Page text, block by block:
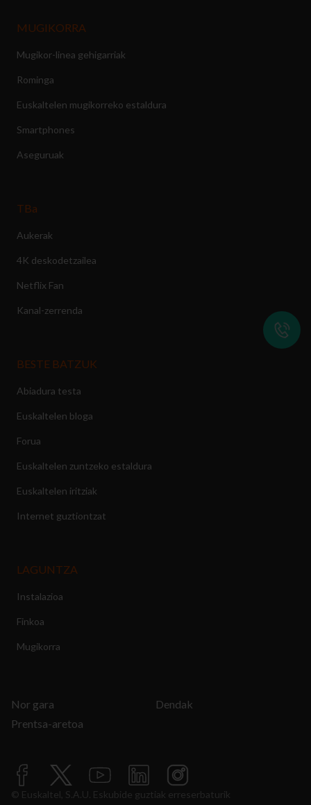
MUGIKORRA
Mugikor-linea gehigarriak
Rominga
Euskaltelen mugikorreko estaldura
Smartphones
Aseguruak
TBa
Aukerak
4K deskodetzailea
Netflix Fan
Kanal-zerrenda
BESTE BATZUK
Abiadura testa
Euskaltelen bloga
Forua
Euskaltelen zuntzeko estaldura
Euskaltelen iritziak
Internet guztiontzat
LAGUNTZA
Instalazioa
Finkoa
Mugikorra
Nor gara
Dendak
Prentsa-aretoa
© Euskaltel, S.A.U. Eskubide guztiak erreserbaturik